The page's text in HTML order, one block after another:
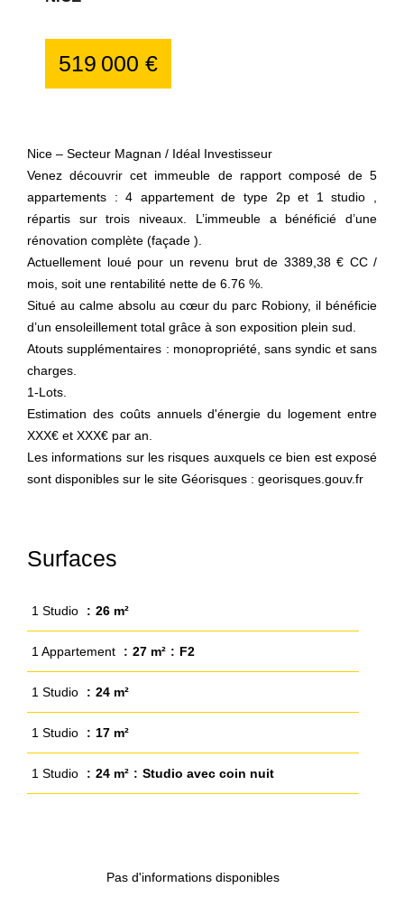
519 000 €
Nice – Secteur Magnan / Idéal Investisseur
Venez découvrir cet immeuble de rapport composé de 5
appartements : 4 appartement de type 2p et 1 studio ,
répartis sur trois niveaux. L’immeuble a bénéficié d’une
rénovation complète (façade ).
Actuellement loué pour un revenu brut de 3389,38 € CC /
mois, soit une rentabilité nette de 6.76 %.
Situé au calme absolu au cœur du parc Robiony, il bénéficie
d’un ensoleillement total grâce à son exposition plein sud.
Atouts supplémentaires : monopropriété, sans syndic et sans
charges.
1-Lots.
Estimation des coûts annuels d'énergie du logement entre
XXX€ et XXX€ par an.
Les informations sur les risques auxquels ce bien est exposé
sont disponibles sur le site Géorisques : georisques.gouv.fr
Surfaces
1 Studio 26 m²
1 Appartement 27 m² F2
1 Studio 24 m²
1 Studio 17 m²
1 Studio 24 m² Studio avec coin nuit
Pas d'informations disponibles